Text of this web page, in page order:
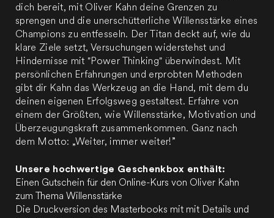
dich bereit, mit Oliver Kahn deine Grenzen zu
sprengen und die unerschütterliche Willensstärke eines
Champions zu entfesseln. Der Titan deckt auf, wie du
klare Ziele setzt, Versuchungen widerstehst und
Hindernisse mit "Power Thinking" überwindest. Mit
persönlichen Erfahrungen und erprobten Methoden
gibt dir Kahn das Werkzeug an die Hand, mit dem du
deinen eigenen Erfolgsweg gestaltest. Erfahre von
einem der Größten, wie Willensstärke, Motivation und
Überzeugungskraft zusammenkommen. Ganz nach
dem Motto: „Weiter, immer weiter!”
Unsere hochwertige Geschenkbox enthält:
Einen Gutschein für den Online-Kurs von Oliver Kahn
zum Thema Willensstärke
Die Druckversion des Masterbooks mit mit Details und